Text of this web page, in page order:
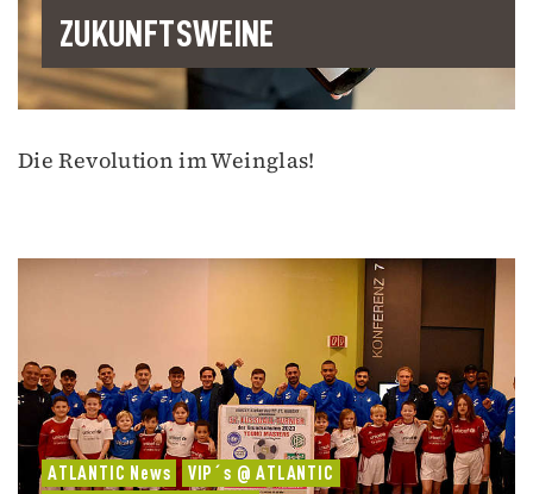
ZUKUNFTSWEINE
Die Revolution im Weinglas!
ATLANTIC News
VIP´s @ ATLANTIC